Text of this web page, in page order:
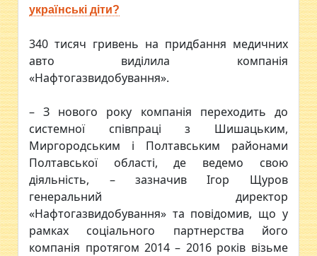
українські діти?
340 тисяч гривень на придбання медичних
авто виділила компанія
«Нафтогазвидобування».
– З нового року компанія переходить до
системної співпраці з Шишацьким,
Миргородським і Полтавським районами
Полтавської області, де ведемо свою
діяльність, – зазначив Ігор Щуров
генеральний директор
«Нафтогазвидобування» та повідомив, що у
рамках соціального партнерства його
компанія протягом 2014 – 2016 років візьме